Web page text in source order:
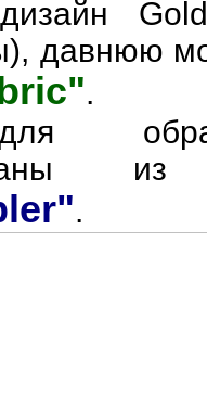
давнюю
.
.